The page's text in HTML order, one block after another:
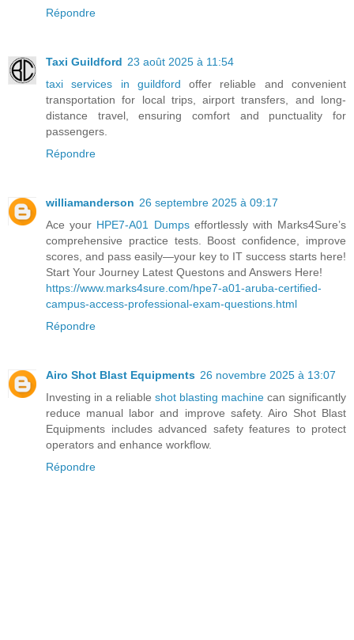
Répondre
Taxi Guildford 23 août 2025 à 11:54
taxi services in guildford offer reliable and convenient
transportation for local trips, airport transfers, and long-
distance travel, ensuring comfort and punctuality for
passengers.
Répondre
williamanderson 26 septembre 2025 à 09:17
Ace your HPE7-A01 Dumpseffortlessly with Marks4Sure’s
comprehensive practice tests. Boost confidence, improve
scores, and pass easily—your key to IT success starts here!
Start Your Journey Latest Questons and Answers Here!
https://www.marks4sure.com/hpe7-a01-aruba-certified-
campus-access-professional-exam-questions.html
Répondre
Airo Shot Blast Equipments 26 novembre 2025 à 13:07
Investing in a reliable shot blasting machine can significantly
reduce manual labor and improve safety. Airo Shot Blast
Equipments includes advanced safety features to protect
operators and enhance workflow.
Répondre